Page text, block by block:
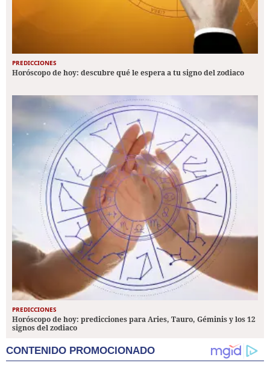
PREDICCIONES
Horóscopo de hoy: descubre qué le espera a tu signo del zodiaco
PREDICCIONES
Horóscopo de hoy: predicciones para Aries, Tauro, Géminis y los 12
signos del zodiaco
CONTENIDO PROMOCIONADO